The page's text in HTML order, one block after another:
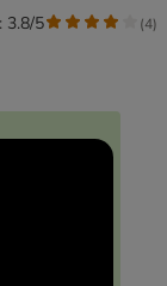
3.8/5 (4)